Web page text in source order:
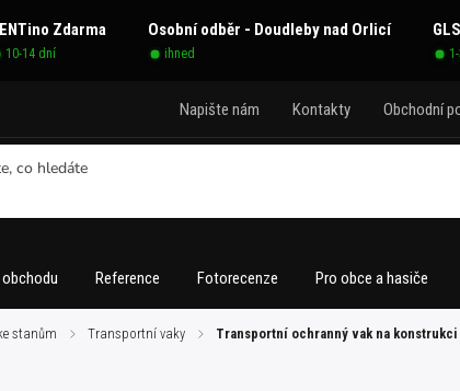
Zdarma Osobní odběr - Doudleby nad Orlicí
10-14 dní ihned
Napište nám Kontakty Obchodní
Reference Fotorecenze Pro obce a hasiče
stanům / Transportní vaky / Transportní ochranný vak na konstrukci